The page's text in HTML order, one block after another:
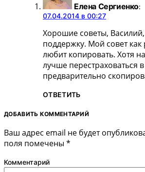
Елена Сергиенко:
07.04.2014 в 00:27
Хорошие советы,
поддержку. Мой совет как
любит копировать. Хотя
лучше перестраховаться
предварительно
ОТВЕТИТЬ
ДОБАВИТЬ КОММЕНТАРИЙ
Ваш адрес email не будет
поля помечены *
Комментарий